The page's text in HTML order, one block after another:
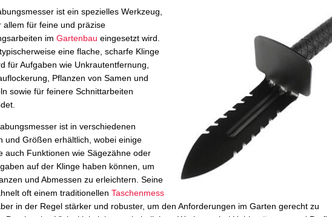
ist ein spezielles Werkzeug,
allem für feine und präzise
im Gartenbau eingesetzt wird.
eine flache, scharfe Klinge
für Aufgaben wie Unkrautentfernung,
Pflanzen von Samen und
sowie für feinere Schnittarbeiten
ist in verschiedenen
und Größen erhältlich, wobei einige
auch Funktionen wie Sägezähne oder
auf der Klinge haben können, um
und Abmessen zu erleichtern. Seine
oft einem traditionellen Taschenmess
in der Regel stärker und robuster, um den Anforderungen im Garten gerecht zu